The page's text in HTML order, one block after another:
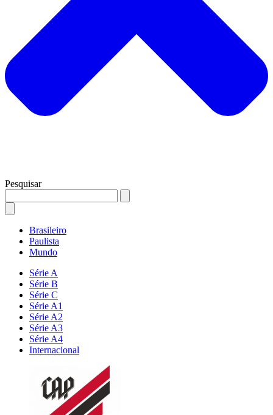
Pesquisar
Brasileiro
Paulista
Mundo
Série A
Série B
Série C
Série A1
Série A2
Série A3
Série A4
Internacional